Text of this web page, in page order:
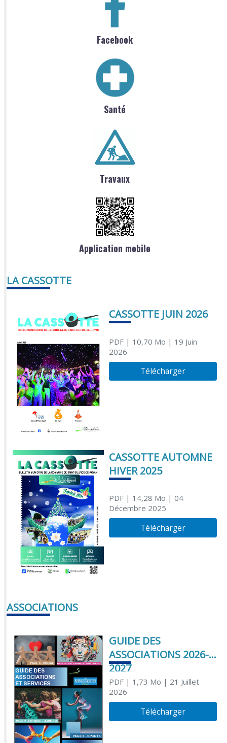
Facebook
Santé
Travaux
Application mobile
LA CASSOTTE
CASSOTTE JUIN 2026
PDF| 10,70 Mo | 19 Juin
2026
Télécharger
CASSOTTE AUTOMNE
HIVER 2025
PDF| 14,28 Mo | 04
Décembre 2025
Télécharger
ASSOCIATIONS
GUIDE DES
ASSOCIATIONS 2026-
2027
PDF| 1,73 Mo | 21 Juillet
2026
Télécharger